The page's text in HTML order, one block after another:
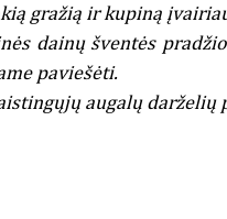
gražią ir kupiną
dainų šventės
paviešėti.
augalų